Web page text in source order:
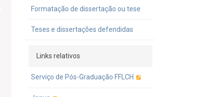
Formatação de dissertação ou tese
Teses e dissertações defendidas
Links relativos
Serviço de Pós-Graduação FFLCH